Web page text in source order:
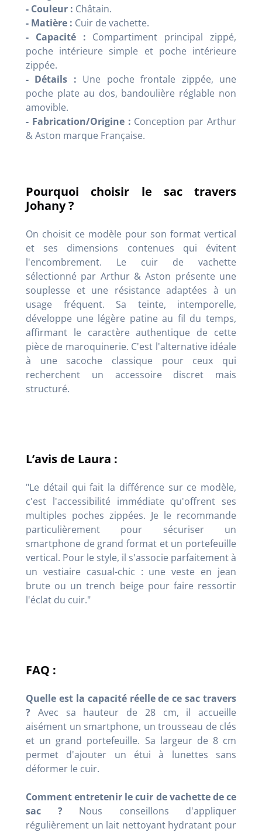
- Couleur : Châtain.
- Matière : Cuir de vachette.
- Capacité : Compartiment principal zippé,
poche intérieure simple et poche intérieure
zippée.
- Détails : Une poche frontale zippée, une
poche plate au dos, bandoulière réglable non
amovible.
- Fabrication/Origine : Conception par Arthur
& Aston marque Française.
Pourquoi choisir le sac travers
Johany ?
On choisit ce modèle pour son format vertical
et ses dimensions contenues qui évitent
l'encombrement. Le cuir de vachette
sélectionné par Arthur & Aston présente une
souplesse et une résistance adaptées à un
usage fréquent. Sa teinte, intemporelle,
développe une légère patine au fil du temps,
affirmant le caractère authentique de cette
pièce de maroquinerie. C'est l'alternative idéale
à une sacoche classique pour ceux qui
recherchent un accessoire discret mais
structuré.
L’avis de Laura :
"Le détail qui fait la différence sur ce modèle,
c'est l'accessibilité immédiate qu'offrent ses
multiples poches zippées. Je le recommande
particulièrement pour sécuriser un
smartphone de grand format et un portefeuille
vertical. Pour le style, il s'associe parfaitement à
un vestiaire casual-chic : une veste en jean
brute ou un trench beige pour faire ressortir
l'éclat du cuir."
FAQ :
Quelle est la capacité réelle de ce sac travers
? Avec sa hauteur de 28 cm, il accueille
aisément un smartphone, un trousseau de clés
et un grand portefeuille. Sa largeur de 8 cm
permet d'ajouter un étui à lunettes sans
déformer le cuir.
Comment entretenir le cuir de vachette de ce
sac ?Nous conseillons d'appliquer
régulièrement un lait nettoyant hydratant pour